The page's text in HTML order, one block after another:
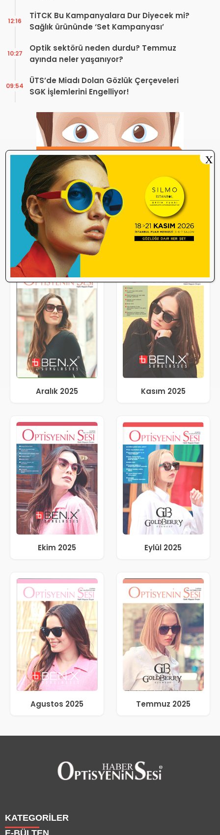
TİTCK Bu Kampanyalara Dur Diyecek mi?
Sağlık ürününde ‘Set Kampanyası’
12:16
Optik sektörü neden durdu? Temmuz
ayında neler yaşanıyor?
10:27
ÜTS’de Miadı Dolan Gözlük Çerçeveleri
SGK İşlemlerini Engelliyor!
09:54
Aralık 2025 Kasım 2025
Ekim 2025 Eylül 2025
Agustos 2025 Temmuz 2025
KATEGORİLER
X